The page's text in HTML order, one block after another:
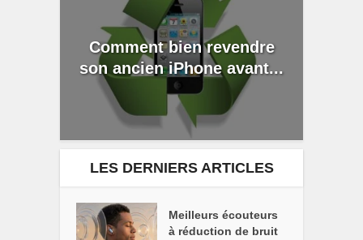
Comment bien revendre
son ancien iPhone avant...
LES DERNIERS ARTICLES
Meilleurs écouteurs
à réduction de bruit